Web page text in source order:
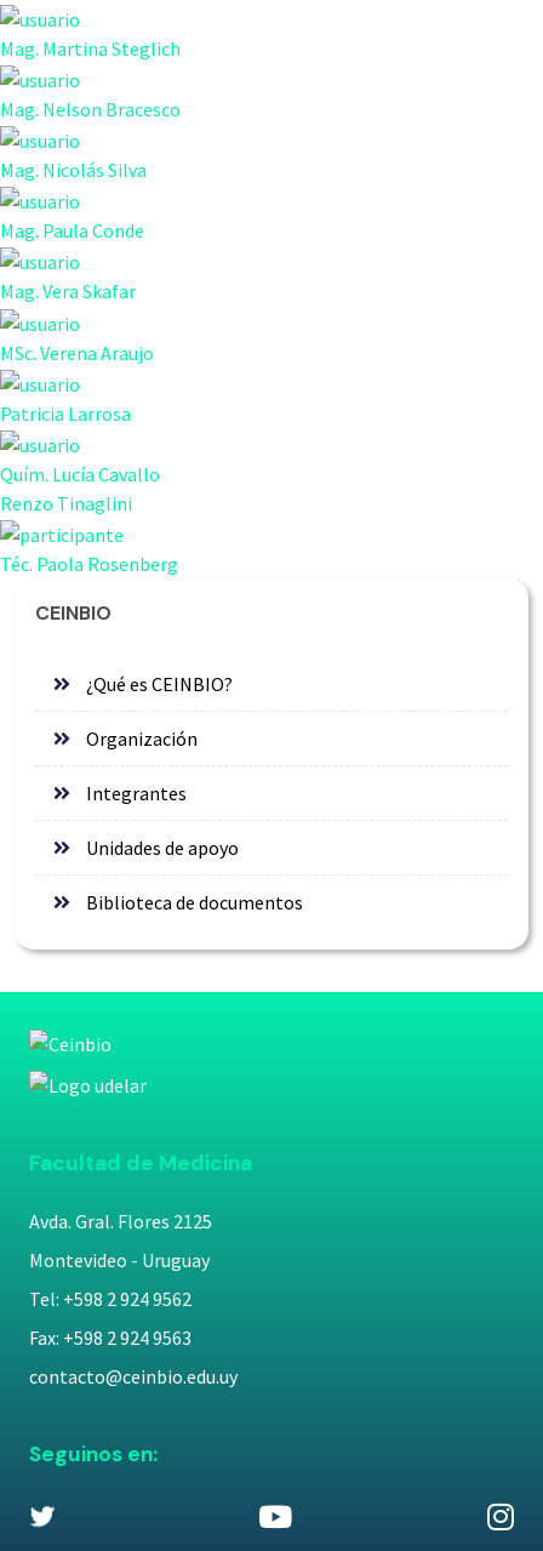
Mag. Martina Steglich
Mag. Nelson Bracesco
Mag. Nicolás Silva
Mag. Paula Conde
Mag. Vera Skafar
MSc. Verena Araujo
Patricia Larrosa
Quím. Lucía Cavallo
Renzo Tinaglini
Téc. Paola Rosenberg
CEINBIO
¿Qué es CEINBIO?
Organización
Integrantes
Unidades de apoyo
Biblioteca de documentos
Facultad de Medicina
Avda. Gral. Flores 2125
Montevideo - Uruguay
Tel: +598 2 924 9562
Fax: +598 2 924 9563
contacto@ceinbio.edu.uy
Seguinos en: